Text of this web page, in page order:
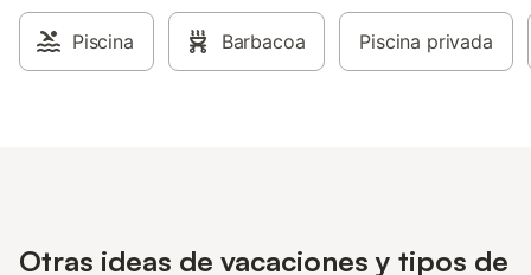
Piscina Barbacoa Piscina privada
Otras ideas de vacaciones y tipos de